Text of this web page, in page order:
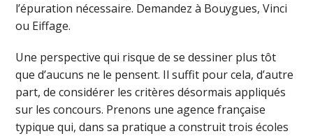
l’épuration nécessaire. Demandez à Bouygues, Vinci
ou Eiffage.
Une perspective qui risque de se dessiner plus tôt
que d’aucuns ne le pensent. Il suffit pour cela, d’autre
part, de considérer les critères désormais appliqués
sur les concours. Prenons une agence française
typique qui, dans sa pratique a construit trois écoles